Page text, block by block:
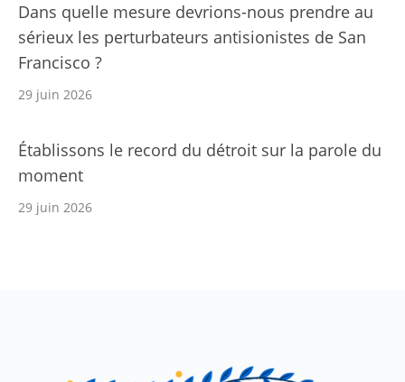
Dans quelle mesure devrions-nous prendre au
sérieux les perturbateurs antisionistes de San
Francisco ?
29 juin 2026
Établissons le record du détroit sur la parole du
moment
29 juin 2026